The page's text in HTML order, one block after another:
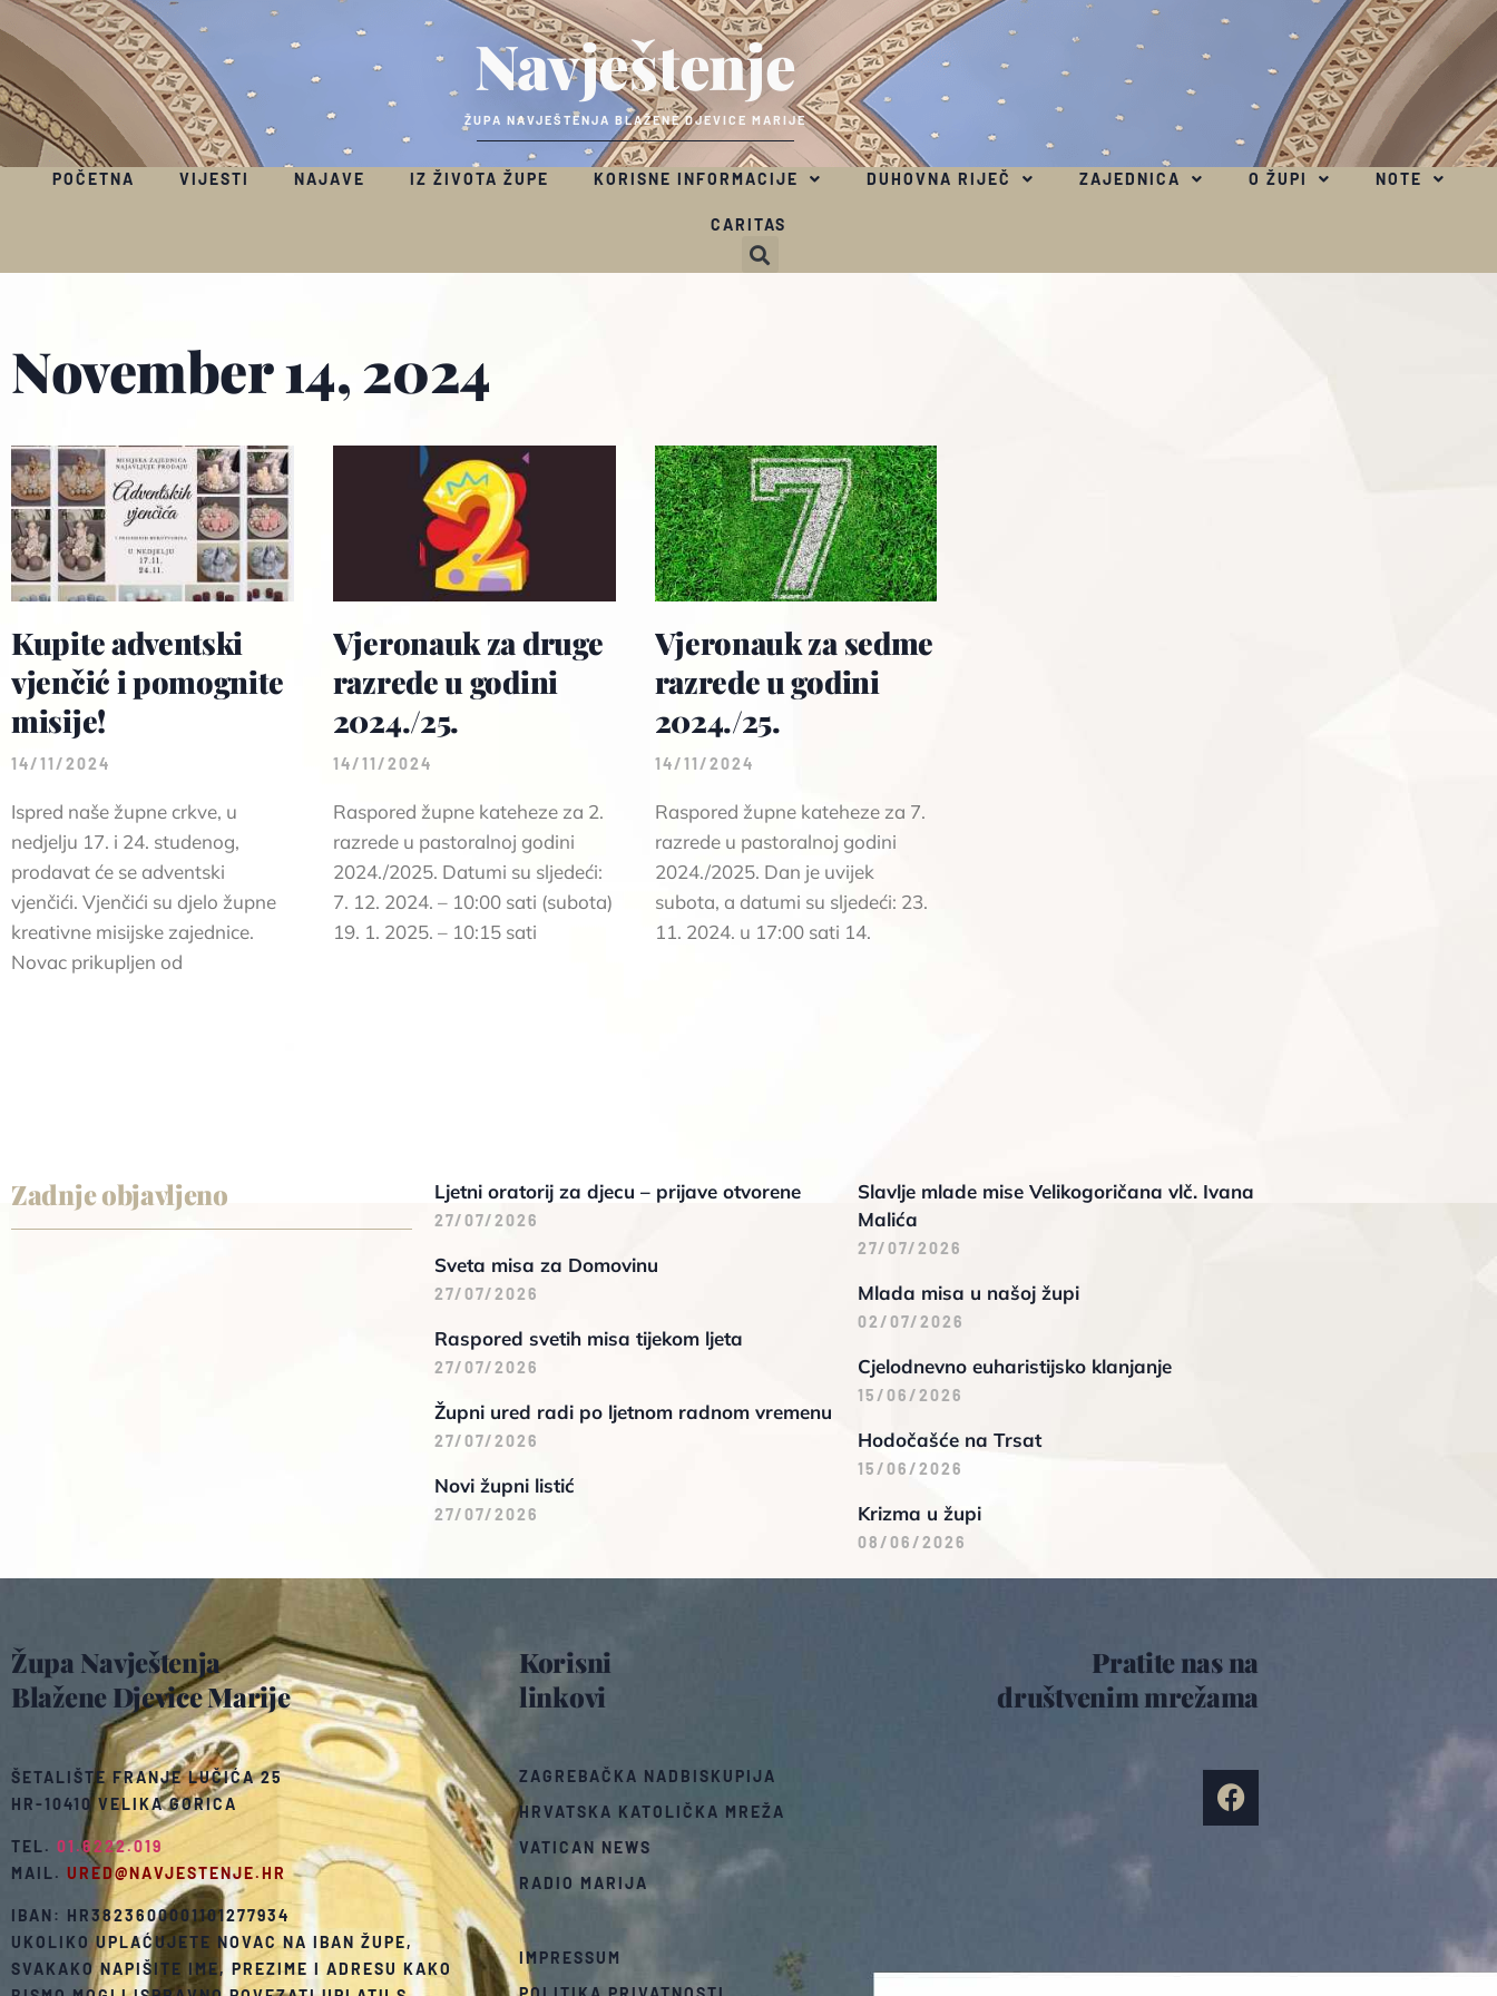
Navještenje
ŽUPA NAVJEŠTENJA BLAŽENE DJEVICE MARIJE
POČETNA VIJESTI NAJAVE IZ ŽIVOTA ŽUPE KORISNE INFORMACIJE DUHOVNA RIJEČ ZAJEDNICA O ŽUPI NOTE
CARITAS
November 14, 2024
Kupite adventski
vjenčić i pomognite
misije!
14/11/2024
Ispred naše župne crkve, u
nedjelju 17. i 24. studenog,
prodavat će se adventski
vjenčići. Vjenčići su djelo župne
kreativne misijske zajednice.
Novac prikupljen od
Vjeronauk za druge
razrede u godini
2024./25.
14/11/2024
Raspored župne kateheze za 2.
razrede u pastoralnoj godini
2024./2025. Datumi su sljedeći:
7. 12. 2024. – 10:00 sati (subota)
19. 1. 2025. – 10:15 sati
Vjeronauk za sedme
razrede u godini
2024./25.
14/11/2024
Raspored župne kateheze za 7.
razrede u pastoralnoj godini
2024./2025. Dan je uvijek
subota, a datumi su sljedeći: 23.
11. 2024. u 17:00 sati 14.
Zadnje objavljeno Ljetni oratorij za djecu – prijave otvorene
27/07/2026
Sveta misa za Domovinu
27/07/2026
Raspored svetih misa tijekom ljeta
27/07/2026
Župni ured radi po ljetnom radnom vremenu
27/07/2026
Novi župni listić
27/07/2026
Slavlje mlade mise Velikogoričana vlč. Ivana
Malića
27/07/2026
Mlada misa u našoj župi
02/07/2026
Cjelodnevno euharistijsko klanjanje
15/06/2026
Hodočašće na Trsat
15/06/2026
Krizma u župi
08/06/2026
Župa Navještenja
Blažene Djevice Marije
ŠETALIŠTE FRANJE LUČIĆA 25
HR-10410 VELIKA GORICA
TEL. 01.6222.019
MAIL. URED@NAVJESTENJE.HR
IBAN: HR3823600001101277934
UKOLIKO UPLAĆUJETE NOVAC NA IBAN ŽUPE,
SVAKAKO NAPIŠITE IME, PREZIME I ADRESU KAKO
Korisni
linkovi
ZAGREBAČKA NADBISKUPIJA
HRVATSKA KATOLIČKA MREŽA
VATICAN NEWS
RADIO MARIJA
IMPRESSUM
Pratite nas na
društvenim mrežama